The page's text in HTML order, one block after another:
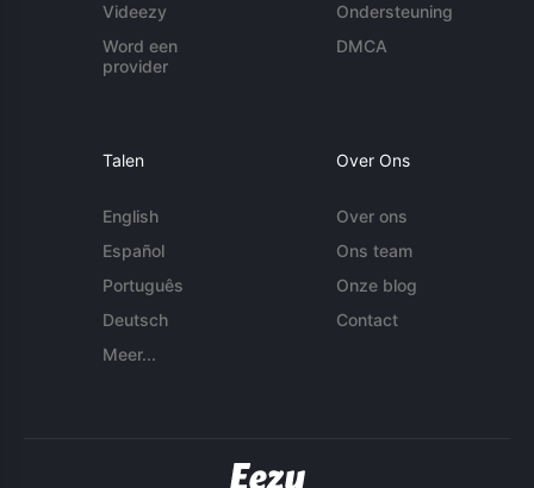
Videezy
Word een
provider
Ondersteuning
DMCA
Talen
English
Español
Português
Deutsch
Meer...
Over Ons
Over ons
Ons team
Onze blog
Contact